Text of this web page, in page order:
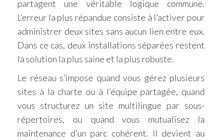
partagent une véritable logique commune.
L’erreur la plus répandue consiste à l’activer pour
administrer deux sites sans aucun lien entre eux.
Dans ce cas, deux installations séparées restent
la solution la plus saine et la plus robuste.
Le réseau s’impose quand vous gérez plusieurs
sites à la charte ou à l’équipe partagée, quand
vous structurez un site multilingue par sous-
répertoires, ou quand vous mutualisez la
maintenance d’un parc cohérent. Il devient au